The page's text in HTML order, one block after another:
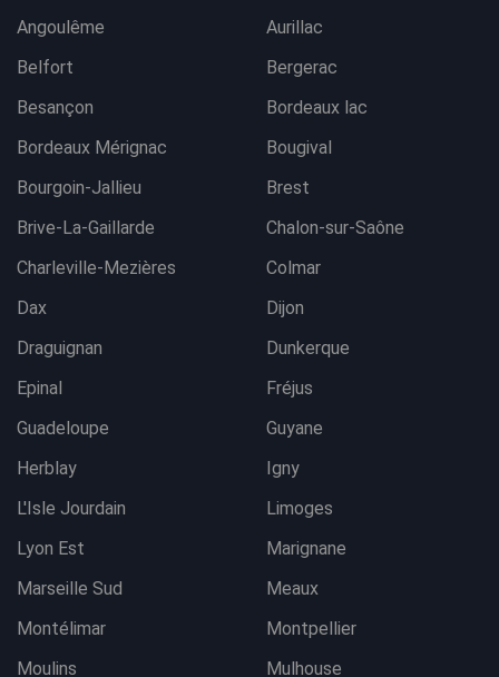
Angoulême
Aurillac
Belfort
Bergerac
Besançon
Bordeaux lac
Bordeaux Mérignac
Bougival
Bourgoin-Jallieu
Brest
Brive-La-Gaillarde
Chalon-sur-Saône
Charleville-Mezières
Colmar
Dax
Dijon
Draguignan
Dunkerque
Epinal
Fréjus
Guadeloupe
Guyane
Herblay
Igny
L'Isle Jourdain
Limoges
Lyon Est
Marignane
Marseille Sud
Meaux
Montélimar
Montpellier
Moulins
Mulhouse